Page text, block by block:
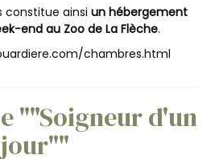
constitue ainsi un hébergement
end au Zoo de La Flèche.
chambres.html
""Soigneur d'un
jour""